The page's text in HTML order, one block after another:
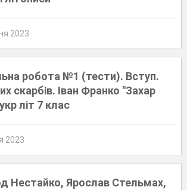
2023
робота №1 (тести). Вступ.
скарбів. Іван Франко "Захар
літ 7 клас
2023
Нестайко, Ярослав Стельмах,